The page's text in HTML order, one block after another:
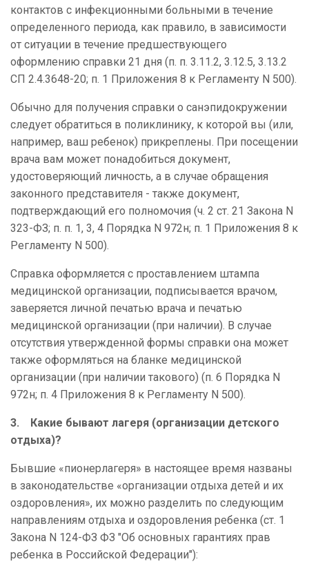
контактов с инфекционными больными в течение
определенного периода, как правило, в зависимости
от ситуации в течение предшествующего
оформлению справки 21 дня (п. п. 3.11.2, 3.12.5, 3.13.2
СП 2.4.3648-20; п. 1 Приложения 8 к Регламенту N 500).
Обычно для получения справки о санэпидокружении
следует обратиться в поликлинику, к которой вы (или,
например, ваш ребенок) прикреплены. При посещении
врача вам может понадобиться документ,
удостоверяющий личность, а в случае обращения
законного представителя - также документ,
подтверждающий его полномочия (ч. 2 ст. 21 Закона N
323-ФЗ; п. п. 1, 3, 4 Порядка N 972н; п. 1 Приложения 8 к
Регламенту N 500).
Справка оформляется с проставлением штампа
медицинской организации, подписывается врачом,
заверяется личной печатью врача и печатью
медицинской организации (при наличии). В случае
отсутствия утвержденной формы справки она может
также оформляться на бланке медицинской
организации (при наличии такового) (п. 6 Порядка N
972н; п. 4 Приложения 8 к Регламенту N 500).
3. Какие бывают лагеря (организации детского
отдыха)?
Бывшие «пионерлагеря» в настоящее время названы
в законодательстве «организации отдыха детей и их
оздоровления», их можно разделить по следующим
направлениям отдыха и оздоровления ребенка (ст. 1
Закона N 124-ФЗ ФЗ "Об основных гарантиях прав
ребенка в Российской Федерации"):